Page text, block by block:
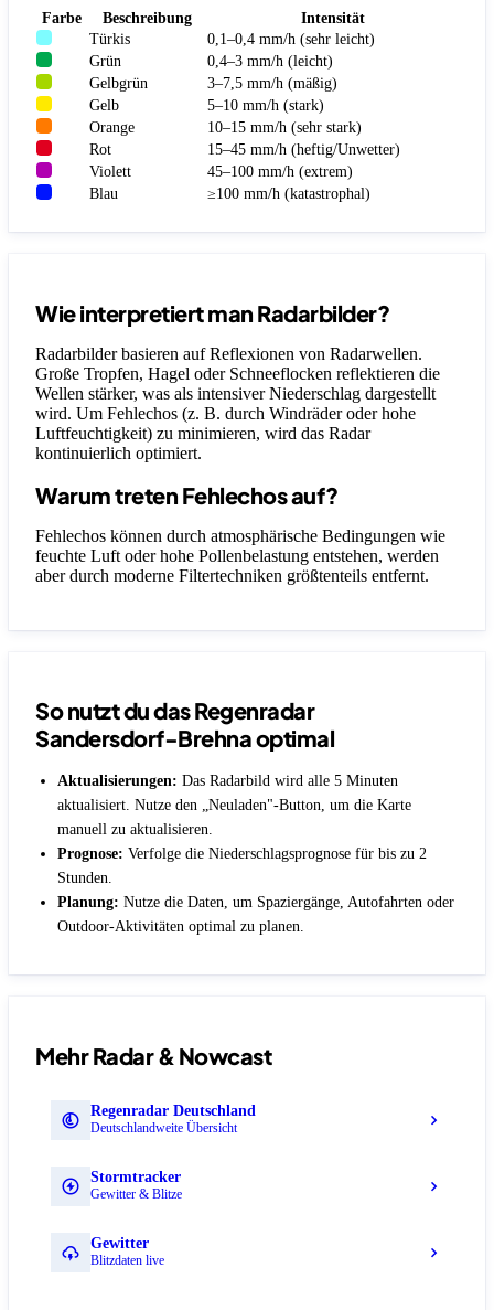
Farbe Beschreibung
Intensität
Türkis
0,1–0,4 mm/h (sehr leicht)
Grün
0,4–3 mm/h (leicht)
Gelbgrün
3–7,5 mm/h (mäßig)
Gelb
5–10 mm/h (stark)
Orange
10–15 mm/h (sehr stark)
Rot
15–45 mm/h (heftig/Unwetter)
Violett
45–100 mm/h (extrem)
Blau
≥100 mm/h (katastrophal)
Wie interpretiert man Radarbilder?
Radarbilder basieren auf Reflexionen von Radarwellen.
Große Tropfen, Hagel oder Schneeflocken reflektieren die
Wellen stärker, was als intensiver Niederschlag dargestellt
wird. Um Fehlechos (z. B. durch Windräder oder hohe
Luftfeuchtigkeit) zu minimieren, wird das Radar
kontinuierlich optimiert.
Warum treten Fehlechos auf?
Fehlechos können durch atmosphärische Bedingungen wie
feuchte Luft oder hohe Pollenbelastung entstehen, werden
aber durch moderne Filtertechniken größtenteils entfernt.
So nutzt du das Regenradar
Sandersdorf-Brehna optimal
Aktualisierungen: Das Radarbild wird alle 5 Minuten
aktualisiert. Nutze den „Neuladen"-Button, um die Karte
manuell zu aktualisieren.
Prognose: Verfolge die Niederschlagsprognose für bis zu 2
Stunden.
Planung: Nutze die Daten, um Spaziergänge, Autofahrten oder
Outdoor-Aktivitäten optimal zu planen.
Mehr Radar & Nowcast
Regenradar Deutschland
Deutschlandweite Übersicht
Stormtracker
Gewitter & Blitze
Gewitter
Blitzdaten live